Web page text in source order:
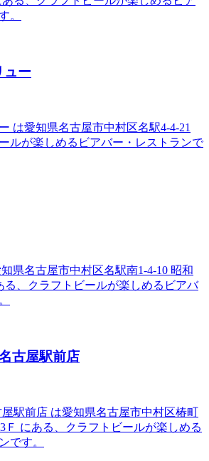
。
ュー
は愛知県名古屋市中村区名駅4-4-21
ルが楽しめるビアバー・レストランで
県名古屋市中村区名駅南1-4-10 昭和
る、クラフトビールが楽しめるビアバ
古屋駅前店
駅前店 は愛知県名古屋市中村区椿町
Ｆ にある、クラフトビールが楽しめる
です。